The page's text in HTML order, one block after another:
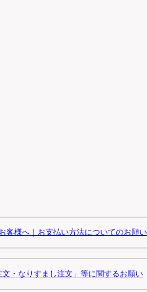
客様へ｜お支払い方法についてのお願い
文・なりすまし注文」等に関するお願い